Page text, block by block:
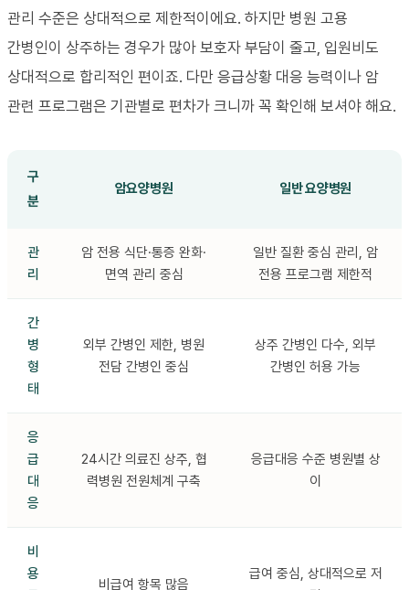
관리 수준은 상대적으로 제한적이에요. 하지만 병원 고용
간병인이 상주하는 경우가 많아 보호자 부담이 줄고, 입원비도
상대적으로 합리적인 편이죠. 다만 응급상황 대응 능력이나 암
관련 프로그램은 기관별로 편차가 크니까 꼭 확인해 보셔야 해요.
구
분
암요양병원 일반 요양병원
관
리
암 전용 식단·통증 완화·
면역 관리 중심
일반 질환 중심 관리, 암
전용 프로그램 제한적
간
병
형
태
외부 간병인 제한, 병원
전담 간병인 중심
상주 간병인 다수, 외부
간병인 허용 가능
응
급
대
응
24시간 의료진 상주, 협
력병원 전원체계 구축
응급대응 수준 병원별 상
이
비
용
비급여 항목 많음
급여 중심, 상대적으로 저